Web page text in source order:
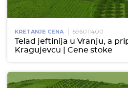
KRETANJE CENA 1596011400
Telad jeftinija u Vranju, a
Kragujevcu | Cene stoke